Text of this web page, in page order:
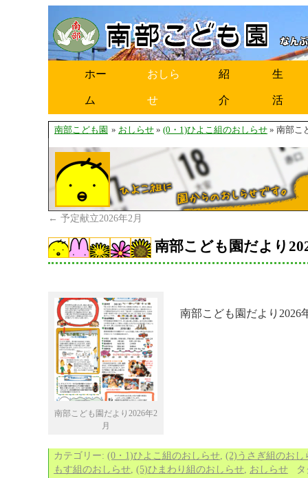
ホー
ム
おしら
せ
紹
介
生
活
南部こども園 » おしらせ » (0・1)ひよこ組のおしらせ » 南部こ
← 予定献立2026年2月
南部こども園だより
南部こども園だより2026年2
月
南部こども園だより2026
カテゴリー: (0・1)ひよこ組のおしらせ (2)うさぎ組のおし
もす組のおしらせ (5)ひまわり組のおしらせ おしらせ タ